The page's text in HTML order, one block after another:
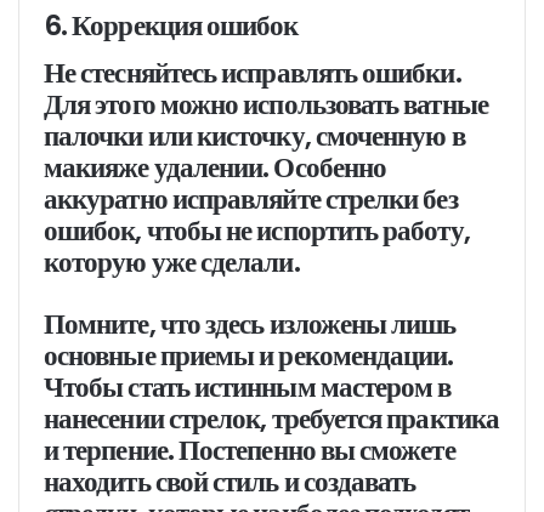
6. Коррекция ошибок
Не стесняйтесь исправлять ошибки.
Для этого можно использовать ватные
палочки или кисточку, смоченную в
макияже удалении. Особенно
аккуратно исправляйте стрелки без
ошибок, чтобы не испортить работу,
которую уже сделали.
Помните, что здесь изложены лишь
основные приемы и рекомендации.
Чтобы стать истинным мастером в
нанесении стрелок, требуется практика
и терпение. Постепенно вы сможете
находить свой стиль и создавать